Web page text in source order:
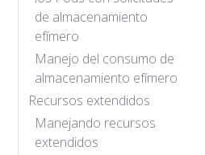
de almacenamiento
efímero
Manejo del consumo de
almacenamiento efímero
Recursos extendidos
Manejando recursos
extendidos